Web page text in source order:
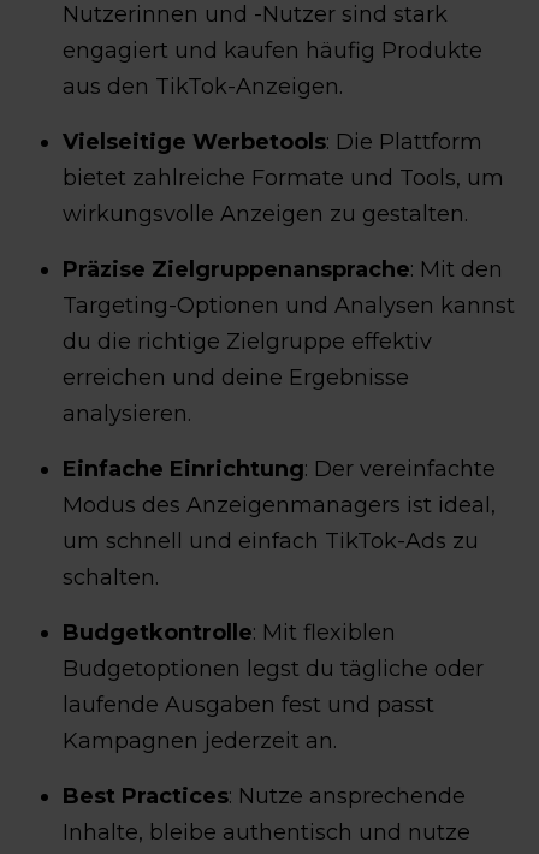
Nutzerinnen und -Nutzer sind stark
engagiert und kaufen häufig Produkte
aus den TikTok-Anzeigen.
Vielseitige Werbetools: Die Plattform
bietet zahlreiche Formate und Tools, um
wirkungsvolle Anzeigen zu gestalten.
Präzise Zielgruppenansprache: Mit den
Targeting-Optionen und Analysen kannst
du die richtige Zielgruppe effektiv
erreichen und deine Ergebnisse
analysieren.
Einfache Einrichtung: Der vereinfachte
Modus des Anzeigenmanagers ist ideal,
um schnell und einfach TikTok-Ads zu
schalten.
Budgetkontrolle: Mit flexiblen
Budgetoptionen legst du tägliche oder
laufende Ausgaben fest und passt
Kampagnen jederzeit an.
Best Practices: Nutze ansprechende
Inhalte, bleibe authentisch und nutze